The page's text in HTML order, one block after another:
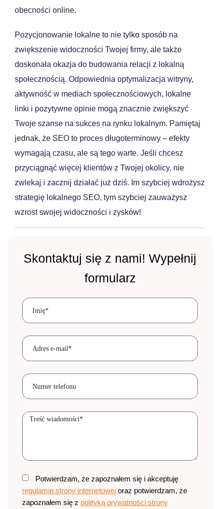
obecności online.
Pozycjonowanie lokalne to nie tylko sposób na
zwiększenie widoczności Twojej firmy, ale także
doskonała okazja do budowania relacji z lokalną
społecznością. Odpowiednia optymalizacja witryny,
aktywność w mediach społecznościowych, lokalne
linki i pozytywne opinie mogą znacznie zwiększyć
Twoje szanse na sukces na rynku lokalnym. Pamiętaj
jednak, że SEO to proces długoterminowy – efekty
wymagają czasu, ale są tego warte. Jeśli chcesz
przyciągnąć więcej klientów z Twojej okolicy, nie
zwlekaj i zacznij działać już dziś. Im szybciej wdrożysz
strategię lokalnego SEO, tym szybciej zauważysz
wzrost swojej widoczności i zysków!
Skontaktuj się z nami! Wypełnij
formularz
Potwierdzam, że zapoznałem się i akceptuję
regulamin strony internetowej oraz potwierdzam, że
zapoznałem się z polityką prywatności strony